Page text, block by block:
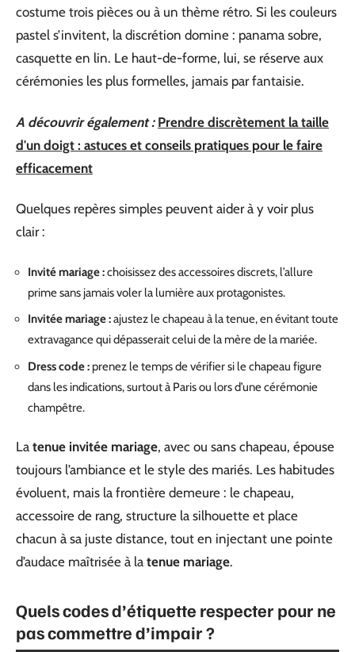
costume trois pièces ou à un thème rétro. Si les couleurs
pastel s’invitent, la discrétion domine : panama sobre,
casquette en lin. Le haut-de-forme, lui, se réserve aux
cérémonies les plus formelles, jamais par fantaisie.
A découvrir également : Prendre discrètement la taille
d'un doigt : astuces et conseils pratiques pour le faire
efficacement
Quelques repères simples peuvent aider à y voir plus
clair :
Invité mariage :choisissez des accessoires discrets, l’allure
prime sans jamais voler la lumière aux protagonistes.
Invitée mariage :ajustez le chapeau à la tenue, en évitant toute
extravagance qui dépasserait celui de la mère de la mariée.
Dress code : prenez le temps de vérifier si le chapeau figure
dans les indications, surtout à Paris ou lors d’une cérémonie
champêtre.
La tenue invitée mariage, avec ou sans chapeau, épouse
toujours l’ambiance et le style des mariés. Les habitudes
évoluent, mais la frontière demeure : le chapeau,
accessoire de rang, structure la silhouette et place
chacun à sa juste distance, tout en injectant une pointe
d’audace maîtrisée à la tenue mariage.
Quels codes d’étiquette respecter pour ne
pas commettre d’impair ?